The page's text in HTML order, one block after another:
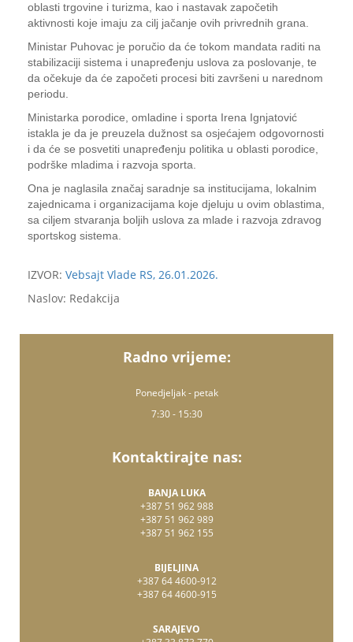
oblasti trgovine i turizma, kao i nastavak započetih
aktivnosti koje imaju za cilj jačanje ovih privrednih grana.
Ministar Puhovac je poručio da će tokom mandata raditi na
stabilizaciji sistema i unapređenju uslova za poslovanje, te
da očekuje da će započeti procesi biti završeni u narednom
periodu.
Ministarka porodice, omladine i sporta Irena Ignjatović
istakla je da je preuzela dužnost sa osjećajem odgovornosti
i da će se posvetiti unapređenju politika u oblasti porodice,
podrške mladima i razvoja sporta.
Ona je naglasila značaj saradnje sa institucijama, lokalnim
zajednicama i organizacijama koje djeluju u ovim oblastima,
sa ciljem stvaranja boljih uslova za mlade i razvoja zdravog
sportskog sistema.
IZVOR: Vebsajt Vlade RS, 26.01.2026.
Naslov: Redakcija
Radno vrijeme:
Ponedjeljak - petak
7:30 - 15:30
Kontaktirajte nas:
BANJA LUKA
+387 51 962 988
+387 51 962 989
+387 51 962 155
BIJELJINA
+387 64 4600-912
+387 64 4600-915
SARAJEVO